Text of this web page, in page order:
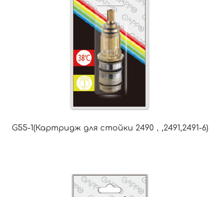
G55-1(Картридж для стойки 2490，,2491,2491-6)